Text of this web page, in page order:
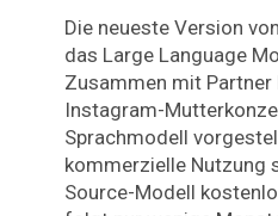
Die neueste Version
das Large Language
Zusammen mit
Instagram-
Sprachmodell
kommerzielle Nutzung
Source-Modell